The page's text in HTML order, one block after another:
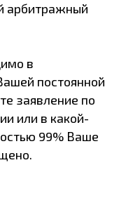
арбитражный
в
постоянной
заявление по
или в какой-
99% Ваше